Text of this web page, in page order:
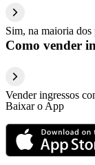
Sim, na maioria dos
Como vender
Vender ingressos
Baixar o App